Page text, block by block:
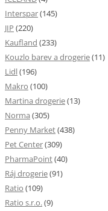
Interspar(145)
JIP (220)
Kaufland (233)
Kouzlo barev a drogerie(11)
Lidl(196)
Makro (100)
Martina drogerie(13)
Norma (305)
Penny Market(438)
Pet Center(309)
PharmaPoint(40)
Ráj drogerie(91)
Ratio (109)
Ratio s.r.o.(9)